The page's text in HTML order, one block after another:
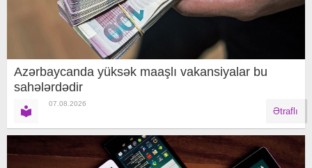
Azərbaycanda yüksək maaşlı vakansiyalar bu
sahələrdədir
07.08.2026
Ətraflı